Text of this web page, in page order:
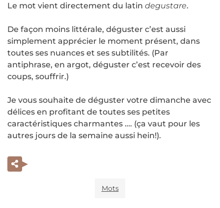
Le mot vient directement du latin degustare.
De façon moins littérale, déguster c’est aussi
simplement apprécier le moment présent, dans
toutes ses nuances et ses subtilités. (Par
antiphrase, en argot, déguster c’est recevoir des
coups, souffrir.)
Je vous souhaite de déguster votre dimanche avec
délices en profitant de toutes ses petites
caractéristiques charmantes …. (ça vaut pour les
autres jours de la semaine aussi hein!).
Mots